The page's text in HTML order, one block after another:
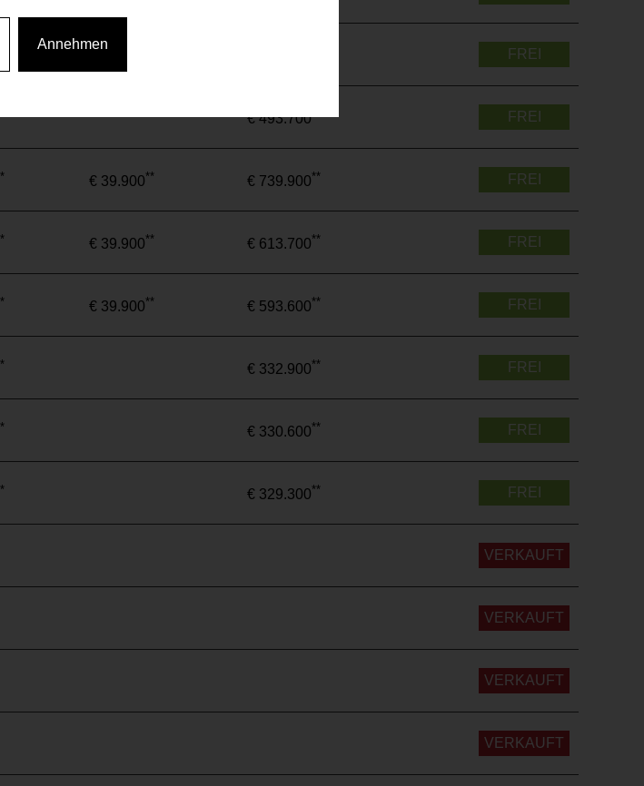
FREI
€ 493.700 FREI
€ 39.900** € 739.900** FREI
€ 39.900** € 613.700** FREI
€ 39.900** € 593.600** FREI
€ 332.900** FREI
€ 330.600** FREI
€ 329.300** FREI
VERKAUFT
VERKAUFT
VERKAUFT
VERKAUFT
Annehmen